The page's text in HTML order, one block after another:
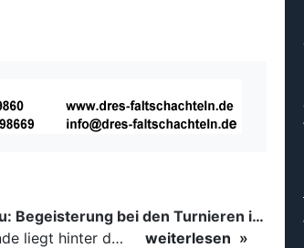
Tanzsport auf höchstem Niveau: Begeisterung bei den Turnieren in…
Ein rundum gelungenes Tanzsport-Wochenende liegt hinter den Paaren und Organisatoren in Enzklösterle. Am 1. und 2. August 2026 verwandelte sich die Festhalle wieder in einen lebendigen Mittelpunkt des…
weiterlesen